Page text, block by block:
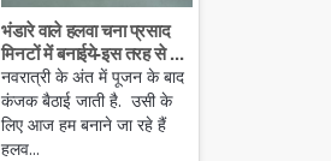
भंडारे वाले हलवा चना प्रसाद
मिनटों में बनाईये-इस तरह से ...
नवरात्री के अंत में पूजन के बाद
कंजक बैठाई जाती है. उसी के
लिए आज हम बनाने जा रहे हैं
हलव...